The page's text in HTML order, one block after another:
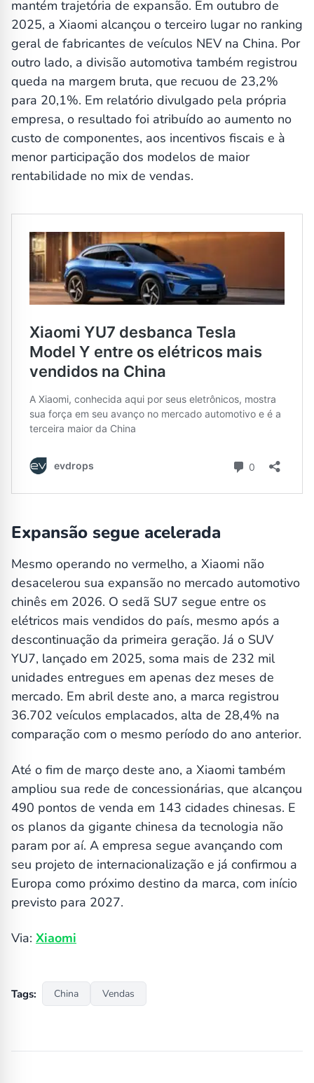
mantém trajetória de expansão. Em outubro de
2025, a Xiaomi alcançou o terceiro lugar no ranking
geral de fabricantes de veículos NEV na China. Por
outro lado, a divisão automotiva também registrou
queda na margem bruta, que recuou de 23,2%
para 20,1%. Em relatório divulgado pela própria
empresa, o resultado foi atribuído ao aumento no
custo de componentes, aos incentivos fiscais e à
menor participação dos modelos de maior
rentabilidade no mix de vendas.
Expansão segue acelerada
Mesmo operando no vermelho, a Xiaomi não
desacelerou sua expansão no mercado automotivo
chinês em 2026. O sedã SU7 segue entre os
elétricos mais vendidos do país, mesmo após a
descontinuação da primeira geração. Já o SUV
YU7, lançado em 2025, soma mais de 232 mil
unidades entregues em apenas dez meses de
mercado. Em abril deste ano, a marca registrou
36.702 veículos emplacados, alta de 28,4% na
comparação com o mesmo período do ano anterior.
Até o fim de março deste ano, a Xiaomi também
ampliou sua rede de concessionárias, que alcançou
490 pontos de venda em 143 cidades chinesas. E
os planos da gigante chinesa da tecnologia não
param por aí. A empresa segue avançando com
seu projeto de internacionalização e já confirmou a
Europa como próximo destino da marca, com início
previsto para 2027.
Via: Xiaomi
Tags: China Vendas